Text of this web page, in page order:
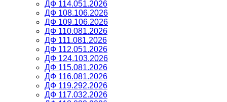
ДФ 114.051.2026
ДФ 108.106.2026
ДФ 109.106.2026
ДФ 110.081.2026
ДФ 111.081.2026
ДФ 112.051.2026
ДФ 124.103.2026
ДФ 115.081.2026
ДФ 116.081.2026
ДФ 119.292.2026
ДФ 117.032.2026